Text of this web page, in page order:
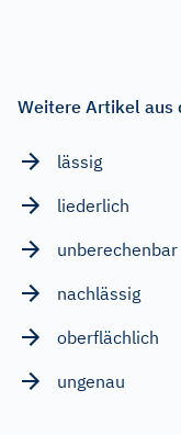
Weitere Artikel aus
lässig
liederlich
unberechenbar
nachlässig
oberflächlich
ungenau